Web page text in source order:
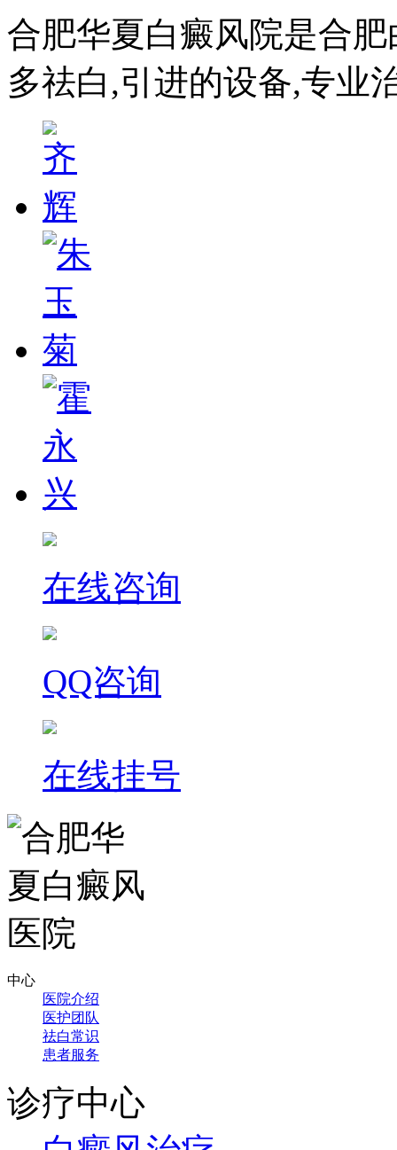
合肥华夏白癜风院是合
多祛白,引进的设备,专业
在线咨询
QQ咨询
在线挂号
中心
医院介绍
医护团队
祛白常识
患者服务
诊疗中心